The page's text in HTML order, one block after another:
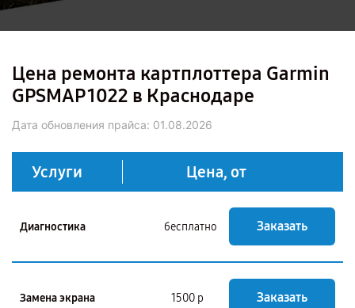
Цена ремонта картплоттера Garmin
GPSMAP 1022 в Краснодаре
Дата обновления прайса: 01.08.2026
Услуги Цена, от
Диагностика бесплатно Заказать
Замена экрана 1500 р Заказать